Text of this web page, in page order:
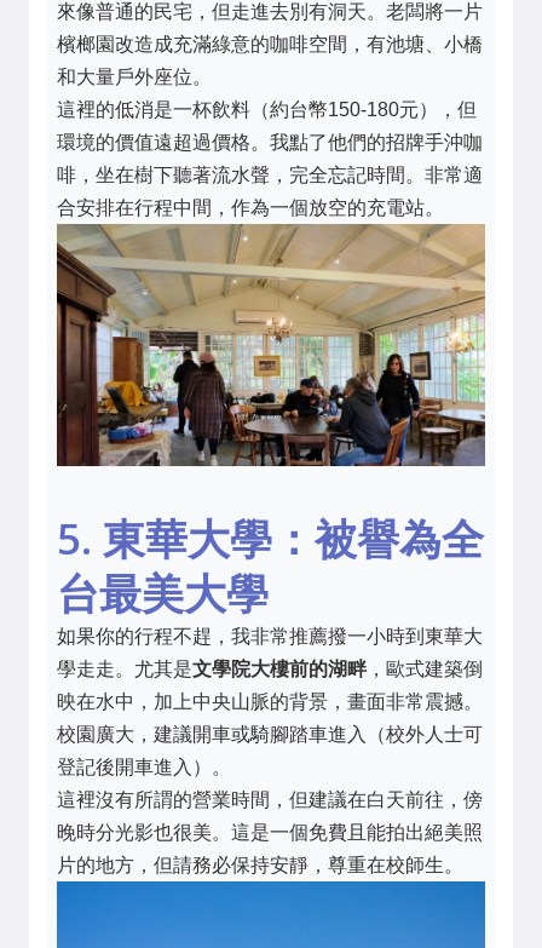
來像普通的民宅，但走進去別有洞天。老闆將一片
檳榔園改造成充滿綠意的咖啡空間，有池塘、小橋
和大量戶外座位。
這裡的低消是一杯飲料（約台幣150-180元），但
環境的價值遠超過價格。我點了他們的招牌手沖咖
啡，坐在樹下聽著流水聲，完全忘記時間。非常適
合安排在行程中間，作為一個放空的充電站。
5. 東華大學：被譽為全
台最美大學
如果你的行程不趕，我非常推薦撥一小時到東華大
學走走。尤其是文學院大樓前的湖畔，歐式建築倒
映在水中，加上中央山脈的背景，畫面非常震撼。
校園廣大，建議開車或騎腳踏車進入（校外人士可
登記後開車進入）。
這裡沒有所謂的營業時間，但建議在白天前往，傍
晚時分光影也很美。這是一個免費且能拍出絕美照
片的地方，但請務必保持安靜，尊重在校師生。